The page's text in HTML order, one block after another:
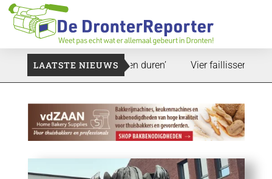
LAATSTE NIEUWS
zal ook nog wel even duren’ Vier faillissementen in